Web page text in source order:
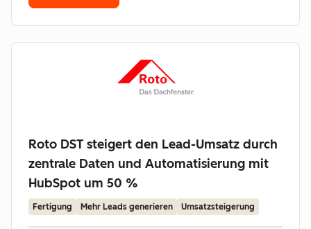
Roto DST steigert den Lead-Umsatz durch
zentrale Daten und Automatisierung mit
HubSpot um 50 %
Fertigung Mehr Leads generieren Umsatzsteigerung